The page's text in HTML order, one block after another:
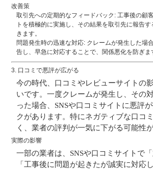
改善策
取引先への定期的なフィードバック : 工事後の顧
トを積極的に実施し、その結果を取引先に報告
きます。
問題発生時の迅速な対応: クレームが発生した場
告し、早急に対応することで、関係悪化を防ぎま
3. 口コミで悪評が広がる
今の時代、口コミやレビューサイトの
いです。一度クレームが発生し、その
った場合、SNSや口コミサイトに悪評
クがあります。特にネガティブな口コ
く、業者の評判が一気に下がる可能性
実際の影響
一部の業者は、SNSや口コミサイトで「
「工事後に問題が起きたが誠実に対応